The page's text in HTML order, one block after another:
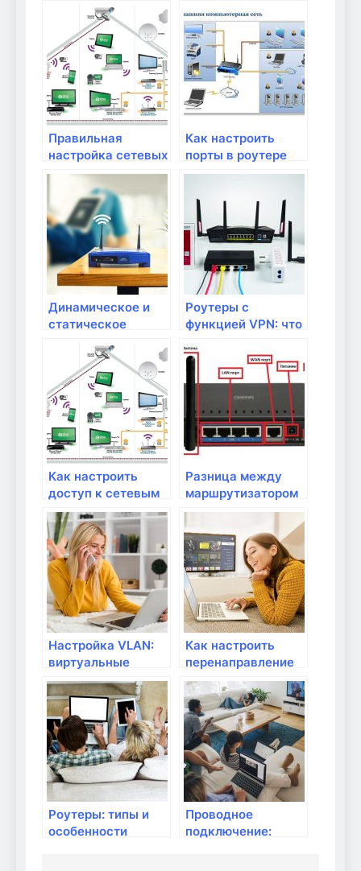
домашней сети
Правильная
настройка сетевых
портов на роутере
Как настроить
порты в роутере
для игр и
Динамическое и
статическое
различия и
применение
Роутеры с
функцией VPN: что
настроить?
Как настроить
доступ к сетевым
устройствам по
удаленному
доступу?
Разница между
маршрутизатором
и роутером: что
выбрать для
домашней сети?
Настройка VLAN:
виртуальные
локальные сети
Как настроить
перенаправление
портов для
удаленного
доступа к сетевым
устройствам?
Роутеры: типы и
особенности
Проводное
подключение: